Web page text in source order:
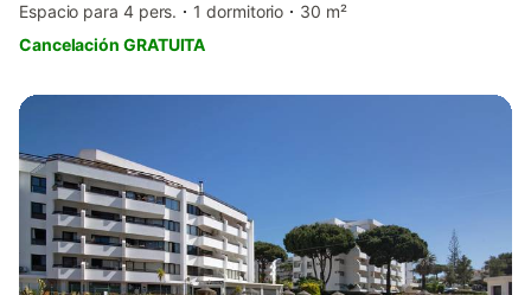
Espacio para 4 pers.
1 dormitorio
30 m²
Cancelación GRATUITA